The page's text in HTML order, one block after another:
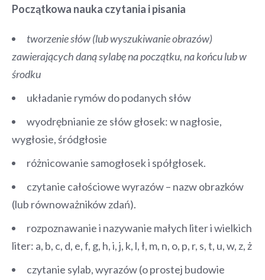
Początkowa nauka czytania i pisania
tworzenie słów (lub wyszukiwanie obrazów)
zawierających daną sylabę na początku, na końcu lub w
środku
układanie rymów do podanych słów
wyodrębnianie ze słów głosek: w nagłosie,
wygłosie, śródgłosie
różnicowanie samogłosek i spółgłosek.
czytanie całościowe wyrazów – nazw obrazków
(lub równoważników zdań).
rozpoznawanie i nazywanie małych liter i wielkich
liter: a, b, c, d, e, f, g, h, i, j, k, l, ł, m, n, o, p, r, s, t, u, w, z, ż
czytanie sylab, wyrazów (o prostej budowie